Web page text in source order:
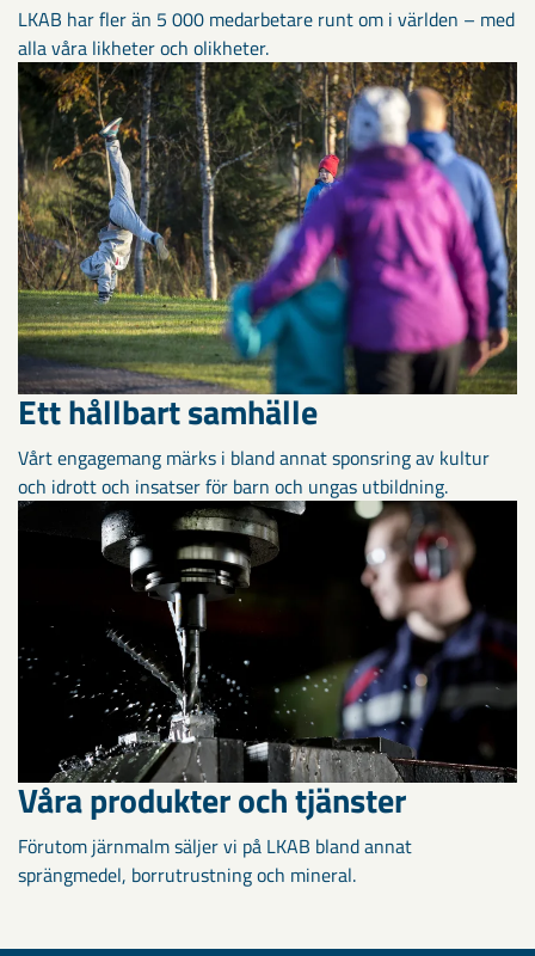
LKAB har fler än 5 000 medarbetare runt om i världen – med
alla våra likheter och olikheter.
Ett hållbart samhälle
Vårt engagemang märks i bland annat sponsring av kultur
och idrott och insatser för barn och ungas utbildning.
Våra produkter och tjänster
Förutom järnmalm säljer vi på LKAB bland annat
sprängmedel, borrutrustning och mineral.